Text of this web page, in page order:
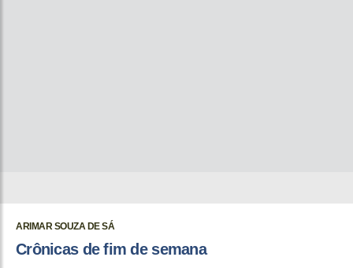
ARIMAR SOUZA DE SÁ
Crônicas de fim de semana